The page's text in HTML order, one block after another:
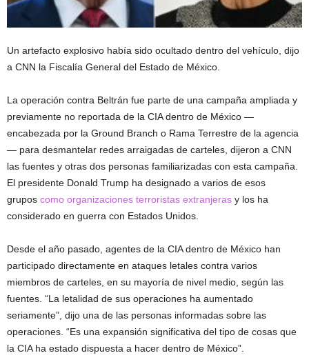
Un artefacto explosivo había sido ocultado dentro del vehículo, dijo
a CNN la Fiscalía General del Estado de México.
La operación contra Beltrán fue parte de una campaña ampliada y
previamente no reportada de la CIA dentro de México —
encabezada por la Ground Branch o Rama Terrestre de la agencia
— para desmantelar redes arraigadas de carteles, dijeron a CNN
las fuentes y otras dos personas familiarizadas con esta campaña.
El presidente Donald Trump ha designado a varios de esos
grupos como organizaciones terroristas extranjeras y los ha
considerado en guerra con Estados Unidos.
Desde el año pasado, agentes de la CIA dentro de México han
participado directamente en ataques letales contra varios
miembros de carteles, en su mayoría de nivel medio, según las
fuentes. “La letalidad de sus operaciones ha aumentado
seriamente”, dijo una de las personas informadas sobre las
operaciones. “Es una expansión significativa del tipo de cosas que
la CIA ha estado dispuesta a hacer dentro de México”.